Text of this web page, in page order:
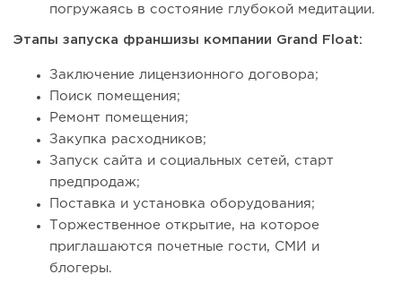
погружаясь в состояние глубокой медитации.
Этапы запуска франшизы компании Grand Float:
Заключение лицензионного договора;
Поиск помещения;
Ремонт помещения;
Закупка расходников;
Запуск сайта и социальных сетей, старт
предпродаж;
Поставка и установка оборудования;
Торжественное открытие, на которое
приглашаются почетные гости, СМИ и
блогеры.